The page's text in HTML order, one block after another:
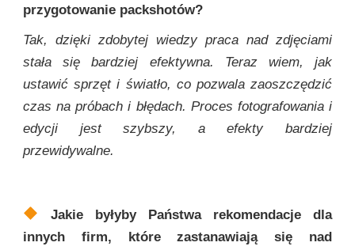
przygotowanie packshotów?
Tak, dzięki zdobytej wiedzy praca nad zdjęciami
stała się bardziej efektywna. Teraz wiem, jak
ustawić sprzęt i światło, co pozwala zaoszczędzić
czas na próbach i błędach. Proces fotografowania i
edycji jest szybszy, a efekty bardziej
przewidywalne.
Jakie byłyby Państwa rekomendacje dla
innych firm, które zastanawiają się nad